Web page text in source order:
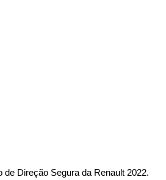
de Direção Segura da Renault 2022.